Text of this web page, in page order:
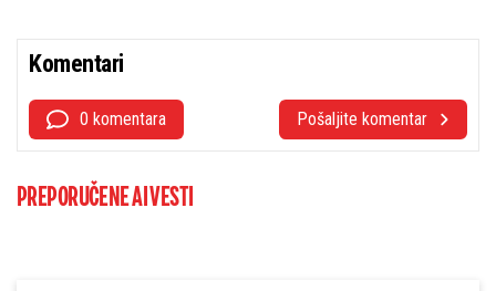
Komentari
0 komentara Pošaljite komentar
PREPORUČENE AI VESTI